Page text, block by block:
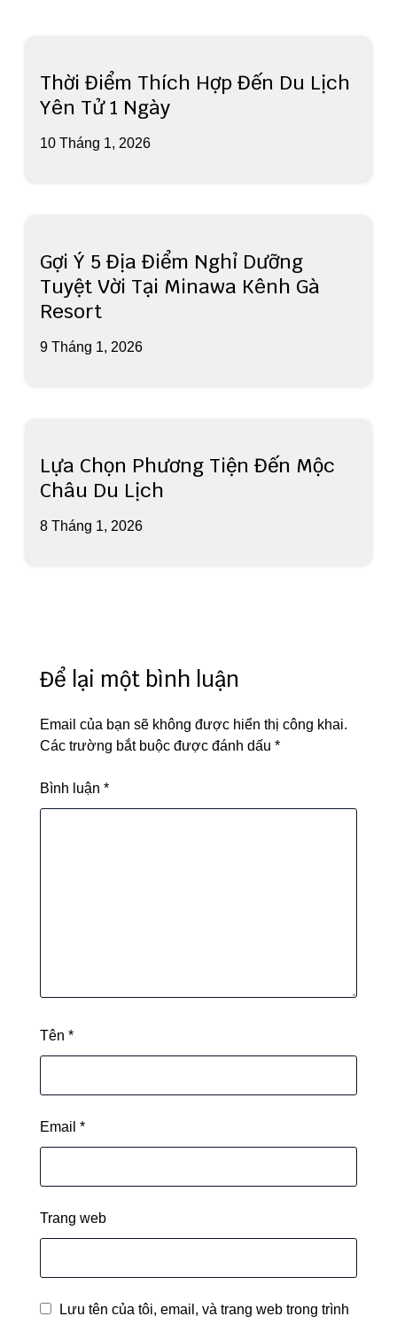
Thời Điểm Thích Hợp Đến Du Lịch
Yên Tử 1 Ngày
10 Tháng 1, 2026
Gợi Ý 5 Địa Điểm Nghỉ Dưỡng
Tuyệt Vời Tại Minawa Kênh Gà
Resort
9 Tháng 1, 2026
Lựa Chọn Phương Tiện Đến Mộc
Châu Du Lịch
8 Tháng 1, 2026
Để lại một bình luận
Email của bạn sẽ không được hiển thị công khai.
Các trường bắt buộc được đánh dấu *
Bình luận *
Tên *
Email *
Trang web
Lưu tên của tôi, email, và trang web trong trình